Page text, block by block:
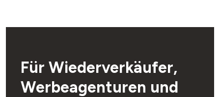
Für Wiederverkäufer,
Werbeagenturen und